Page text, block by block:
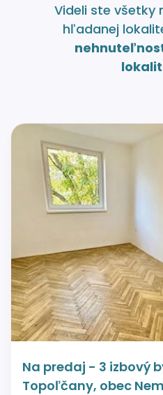
Videli ste všetky
hľadanej
Na predaj - 3 izbový
Topoľčany, obec